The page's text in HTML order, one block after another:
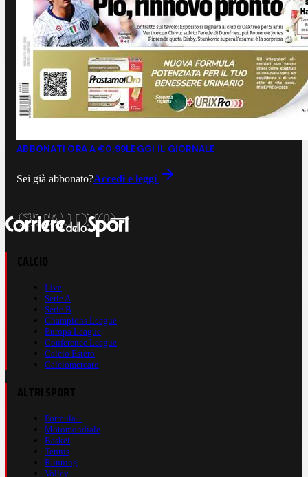
ABBONATI ORA A €0,99LEGGI IL GIORNALE
Sei già abbonato?Accedi e leggi
Live
Serie A
Serie B
Champions League
Europa League
Conference League
Calcio Estero
Calciomercato
Formula 1
Motomondiale
Basket
Tennis
Running
Volley